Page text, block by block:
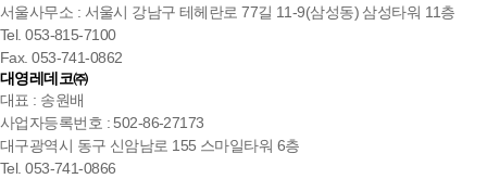
서울사무소 : 서울시 강남구 테헤란로 77길 11-9(삼성동) 삼성타워 11층
Tel. 053-815-7100
Fax. 053-741-0862
대영레데코㈜
대표 : 송원배
사업자등록번호 : 502-86-27173
대구광역시 동구 신암남로 155 스마일타워 6층
Tel. 053-741-0866